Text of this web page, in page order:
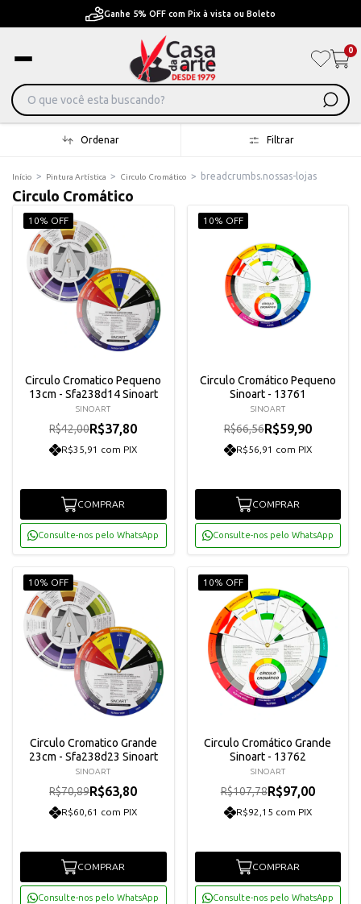
Pague em Até 6x sem juros ou ate 12x com juros
0
Ordenar Filtrar
Início > Pintura Artística > Circulo Cromático > breadcrumbs.nossas-lojas
Circulo Cromático
10% OFF
Circulo Cromatico Pequeno
13cm - Sfa238d14 Sinoart
SINOART
R$42,00R$37,80
R$35,91 com PIX
COMPRAR
Consulte-nos pelo WhatsApp
10% OFF
Circulo Cromático Pequeno
Sinoart - 13761
SINOART
R$66,56R$59,90
R$56,91 com PIX
COMPRAR
Consulte-nos pelo WhatsApp
10% OFF
Circulo Cromatico Grande
23cm - Sfa238d23 Sinoart
SINOART
R$70,89R$63,80
R$60,61 com PIX
COMPRAR
Consulte-nos pelo WhatsApp
10% OFF
Circulo Cromático Grande
Sinoart - 13762
SINOART
R$107,78R$97,00
R$92,15 com PIX
COMPRAR
Consulte-nos pelo WhatsApp